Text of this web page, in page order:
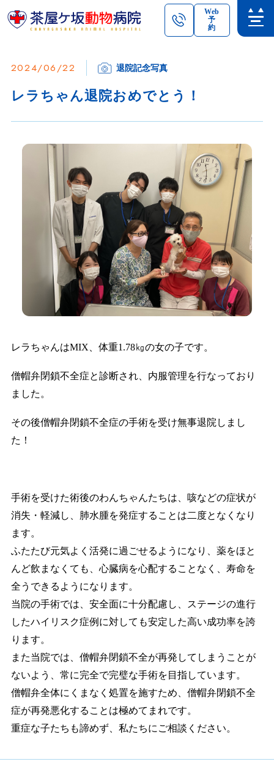
Web
予
約
2024/06/22 退院記念写真
レラちゃん退院おめでとう！
レラちゃんはMIX、体重1.78㎏の女の子です。
僧帽弁閉鎖不全症と診断され、内服管理を行なっており
ました。
その後僧帽弁閉鎖不全症の手術を受け無事退院しまし
た！
手術を受けた術後のわんちゃんたちは、咳などの症状が
消失・軽減し、肺水腫を発症することは二度となくなり
ます。
ふたたび元気よく活発に過ごせるようになり、薬をほと
んど飲まなくても、心臓病を心配することなく、寿命を
全うできるようになります。
当院の手術では、安全面に十分配慮し、ステージの進行
したハイリスク症例に対しても安定した高い成功率を誇
ります。
また当院では、僧帽弁閉鎖不全が再発してしまうことが
ないよう、常に完全で完璧な手術を目指しています。
僧帽弁全体にくまなく処置を施すため、僧帽弁閉鎖不全
症が再発悪化することは極めてまれです。
重症な子たちも諦めず、私たちにご相談ください。